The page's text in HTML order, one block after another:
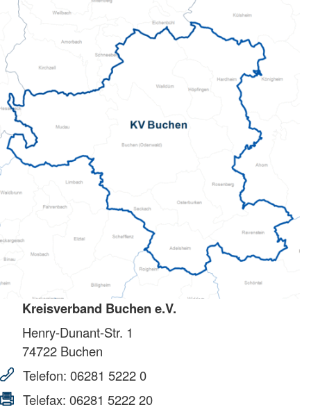
Kreisverband Buchen e.V.
Henry-Dunant-Str. 1
74722 Buchen
Telefon: 06281 5222 0
Telefax: 06281 5222 20